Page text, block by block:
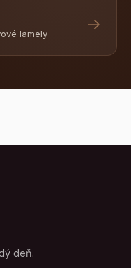
lamely
→
deň.